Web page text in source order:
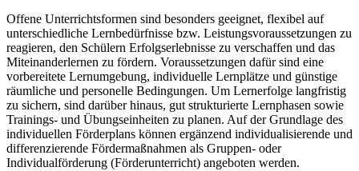
Offene Unterrichtsformen sind besonders geeignet, flexibel auf
unterschiedliche Lernbedürfnisse bzw. Leistungsvoraussetzungen zu
reagieren, den Schülern Erfolgserlebnisse zu verschaffen und das
Miteinanderlernen zu fördern. Voraussetzungen dafür sind eine
vorbereitete Lernumgebung, individuelle Lernplätze und günstige
räumliche und personelle Bedingungen. Um Lernerfolge langfristig
zu sichern, sind darüber hinaus, gut strukturierte Lernphasen sowie
Trainings- und Übungseinheiten zu planen. Auf der Grundlage des
individuellen Förderplans können ergänzend individualisierende und
differenzierende Fördermaßnahmen als Gruppen- oder
Individualförderung (Förderunterricht) angeboten werden.